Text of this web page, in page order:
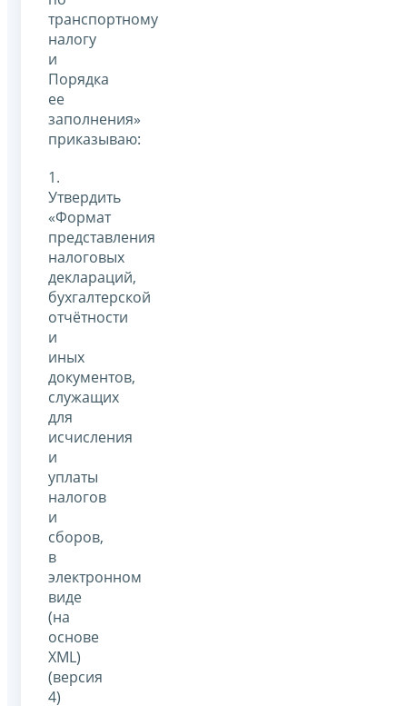
транспортному
налогу
и
Порядка
ее
заполнения»
приказываю:
1.
Утвердить
«Формат
представления
налоговых
деклараций,
бухгалтерской
отчётности
и
иных
документов,
служащих
для
исчисления
и
уплаты
налогов
и
сборов,
в
электронном
виде
(на
основе
XML)
(версия
4)